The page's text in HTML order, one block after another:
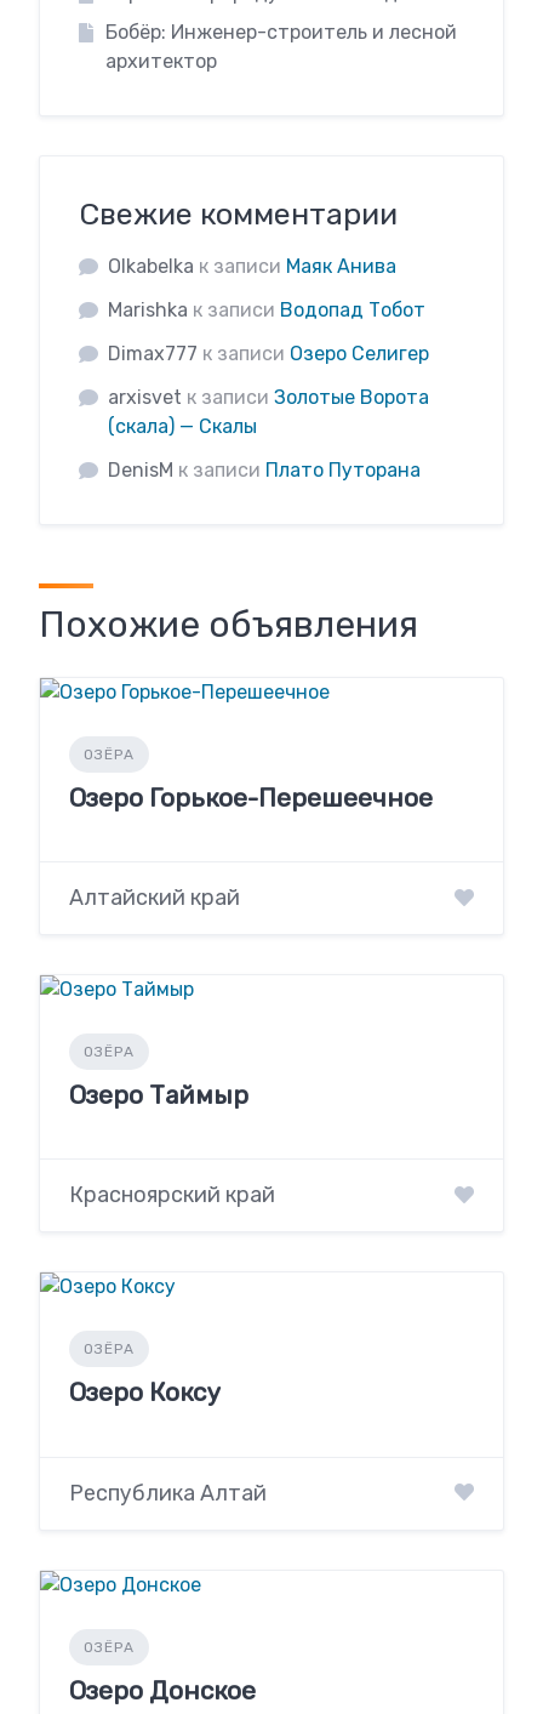
Бобёр: Инженер-строитель и лесной
архитектор
Свежие комментарии
Olkabelka к записи Маяк Анива
Marishka к записи Водопад Тобот
Dimax777 к записи Озеро Селигер
arxisvet к записи Золотые Ворота
(скала) — Скалы
DenisM к записи Плато Путорана
Похожие объявления
ОЗЁРА
Озеро Горькое-Перешеечное
Алтайский край
ОЗЁРА
Озеро Таймыр
Красноярский край
ОЗЁРА
Озеро Коксу
Республика Алтай
ОЗЁРА
Озеро Донcкое